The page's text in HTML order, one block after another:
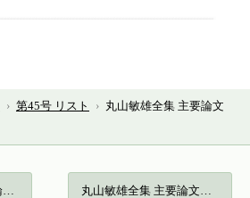
› 第45号 リスト › 丸山敏雄全集 主要論文
← 丸山敏雄全集 主要論文篇２… 丸山敏雄全集 主要論文篇４… →